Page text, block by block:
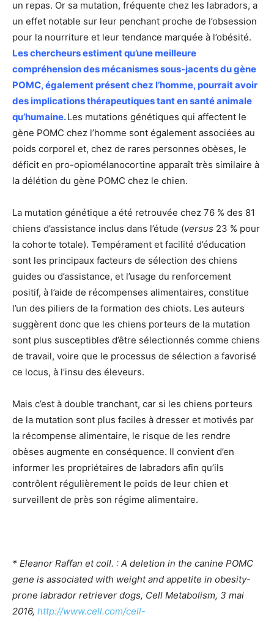
un repas. Or sa mutation, fréquente chez les labradors, a
un effet notable sur leur penchant proche de l’obsession
pour la nourriture et leur tendance marquée à l’obésité.
Les chercheurs estiment qu’une meilleure
compréhension des mécanismes sous-jacents du gène
POMC, également présent chez l’homme, pourrait avoir
des implications thérapeutiques tant en santé animale
qu’humaine. Les mutations génétiques qui affectent le
gène POMC chez l’homme sont également associées au
poids corporel et, chez de rares personnes obèses, le
déficit en pro-opiomélanocortine apparaît très similaire à
la délétion du gène POMC chez le chien.
La mutation génétique a été retrouvée chez 76 % des 81
chiens d’assistance inclus dans l’étude (versus 23 % pour
la cohorte totale). Tempérament et facilité d’éducation
sont les principaux facteurs de sélection des chiens
guides ou d’assistance, et l’usage du renforcement
positif, à l’aide de récompenses alimentaires, constitue
l’un des piliers de la formation des chiots. Les auteurs
suggèrent donc que les chiens porteurs de la mutation
sont plus susceptibles d’être sélectionnés comme chiens
de travail, voire que le processus de sélection a favorisé
ce locus, à l’insu des éleveurs.
Mais c’est à double tranchant, car si les chiens porteurs
de la mutation sont plus faciles à dresser et motivés par
la récompense alimentaire, le risque de les rendre
obèses augmente en conséquence. Il convient d’en
informer les propriétaires de labradors afin qu’ils
contrôlent régulièrement le poids de leur chien et
surveillent de près son régime alimentaire.
* Eleanor Raffan et coll. : A deletion in the canine POMC
gene is associated with weight and appetite in obesity-
prone labrador retriever dogs, Cell Metabolism, 3 mai
2016, http://www.cell.com/cell-